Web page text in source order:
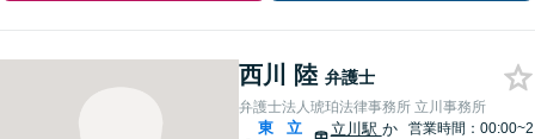
西川 陸 弁護士
弁護士法人琥珀法律事務所 立川事務所
東
立
立川駅 か
営業時間：00:00~2